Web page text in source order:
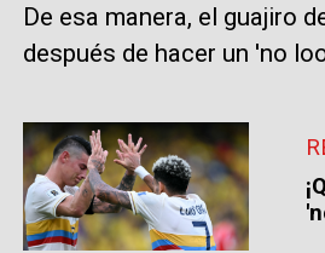
De esa manera, el guajiro
después de hacer un 'no